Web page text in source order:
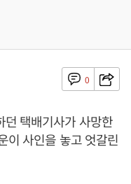
0
던 택배기사가 사망한
이 사인을 놓고 엇갈린